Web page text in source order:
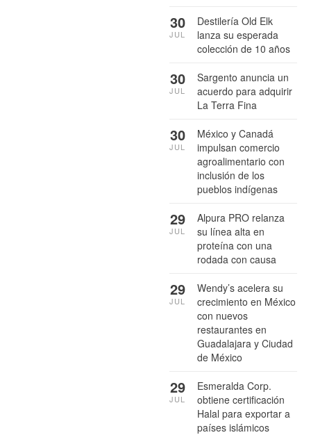
Destilería Old Elk
lanza su esperada
colección de 10 años
30
JUL
Sargento anuncia un
acuerdo para adquirir
La Terra Fina
30
JUL
México y Canadá
impulsan comercio
agroalimentario con
inclusión de los
pueblos indígenas
30
JUL
Alpura PRO relanza
su línea alta en
proteína con una
rodada con causa
29
JUL
Wendy’s acelera su
crecimiento en México
con nuevos
restaurantes en
Guadalajara y Ciudad
de México
29
JUL
Esmeralda Corp.
obtiene certificación
Halal para exportar a
países islámicos
29
JUL